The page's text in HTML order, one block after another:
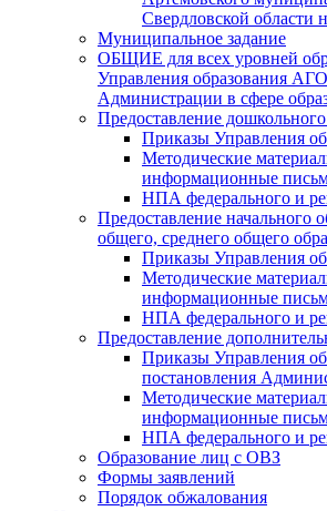
Свердловской области
Муниципальное задание
ОБЩИЕ для всех уровней
Управления образования
Администрации в сфере
Предоставление
Приказы Управления
Методические
информационные
НПА федерального и
Предоставление начального
общего, среднего общего
Приказы Управления
Методические
информационные
НПА федерального и
Предоставление
Приказы Управления
постановления
Методические
информационные
НПА федерального и
Образование лиц с ОВЗ
Формы заявлений
Порядок обжалования